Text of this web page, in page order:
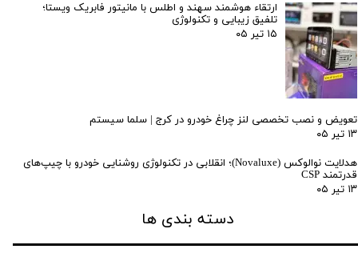
ارتقاء هوشمند سهند و اطلس با مانیتور فابریک ویستا؛
تلفیق زیبایی و تکنولوژی
۱۵ تیر ۰۵
تعویض و نصب تخصصی لنز چراغ خودرو در کرج | سلما سیستم
۱۳ تیر ۰۵
هدلایت نوالوکس (Novaluxe)؛ انقلابی در تکنولوژی روشنایی خودرو با چیپ‌های
قدرتمند CSP
۱۳ تیر ۰۵
دسته بندی ها